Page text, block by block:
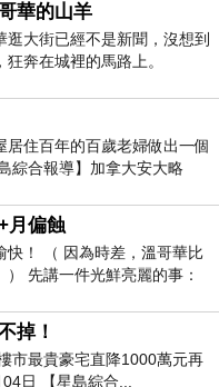
華的山羊
逛大街已經不是新聞，沒想到
奔在城裡的馬路上。
居住百年的百歲老婦做出一個
合報導】加拿大安大略
月偏蝕
快！ （ 因為時差，溫哥華比
先講一件光鮮亮麗的事：
掉！
市最貴豪宅直降1000萬元再
日 【星島綜合...